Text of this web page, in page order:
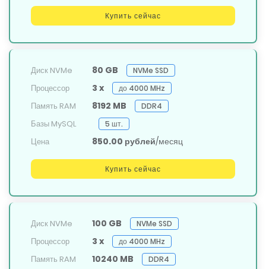
Купить сейчас
Диск NVMe 80 GB NVMe SSD
Процессор 3 x до 4000 MHz
Память RAM 8192 MB DDR4
Базы MySQL 5 шт.
Цена 850.00 рублей/месяц
Купить сейчас
Диск NVMe 100 GB NVMe SSD
Процессор 3 x до 4000 MHz
Память RAM 10240 MB DDR4